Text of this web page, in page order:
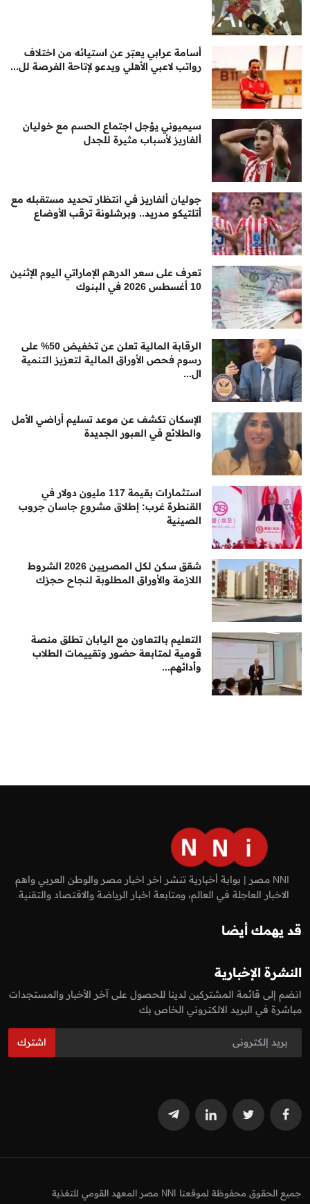
أسامة عرابي يعبّر عن استيائه من اختلاف
رواتب لاعبي الأهلي ويدعو لإتاحة الفرصة لل...
سيميوني يؤجل اجتماع الحسم مع خوليان
ألفاريز لأسباب مثيرة للجدل
جوليان ألفاريز في انتظار تحديد مستقبله مع
أتلتيكو مدريد.. وبرشلونة ترقب الأوضاع
تعرف على سعر الدرهم الإماراتي اليوم الإثنين
10 أغسطس 2026 في البنوك
الرقابة المالية تعلن عن تخفيض 50% على
رسوم فحص الأوراق المالية لتعزيز التنمية
ال...
الإسكان تكشف عن موعد تسليم أراضي الأمل
والطلائع في العبور الجديدة
استثمارات بقيمة 117 مليون دولار في
القنطرة غرب: إطلاق مشروع جاسان جروب
الصينية
شقق سكن لكل المصريين 2026 الشروط
اللازمة والأوراق المطلوبة لنجاح حجزك
التعليم بالتعاون مع اليابان تطلق منصة
قومية لمتابعة حضور وتقييمات الطلاب
وأدائهم...
NNI مصر | بوابة أخبارية تنشر اخر اخبار مصر والوطن العربي واهم
الاخبار العاجلة في العالم، ومتابعة اخبار الرياضة والاقتصاد والتقنية.
قد يهمك أيضا
النشرة الإخبارية
انضم إلى قائمة المشتركين لدينا للحصول على آخر الأخبار والمستجدات
مباشرة في البريد الالكتروني الخاص بك
اشترك
جميع الحقوق محفوظة لموقعنا NNI مصر المعهد القومي للتغذية